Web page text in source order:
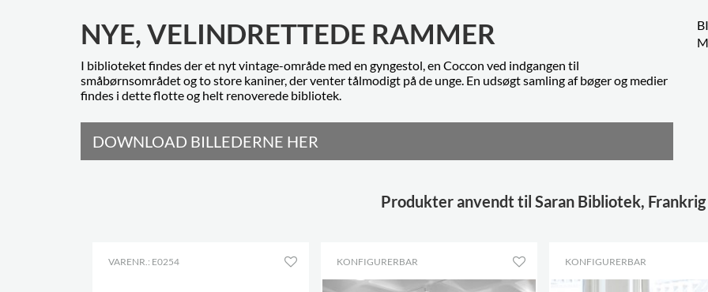
NYE, VELINDRETTEDE RAMMER
I biblioteket findes der et nyt vintage-område med en gyngestol, en Coccon ved indgangen til
småbørnsområdet og to store kaniner, der venter tålmodigt på de unge. En udsøgt samling af bøger og medier
findes i dette flotte og helt renoverede bibliotek.
DOWNLOAD BILLEDERNE HER
Produkter anvendt til Saran Bibliotek, Frankrig
VARENR.: E0254 KONFIGURERBAR KONFIGURERBAR